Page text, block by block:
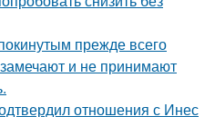
прежде всего
замечают и не принимают
отношения с Инес